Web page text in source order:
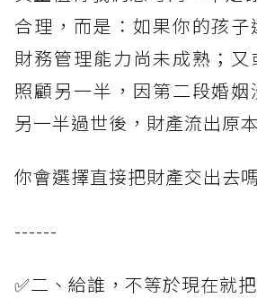
合理，而是：如果你的孩
財務管理能力尚未成熟；
照顧另一半，因第二段婚
另一半過世後，財產流出原
你會選擇直接把財產交出去
------
✅二、給誰，不等於現在就